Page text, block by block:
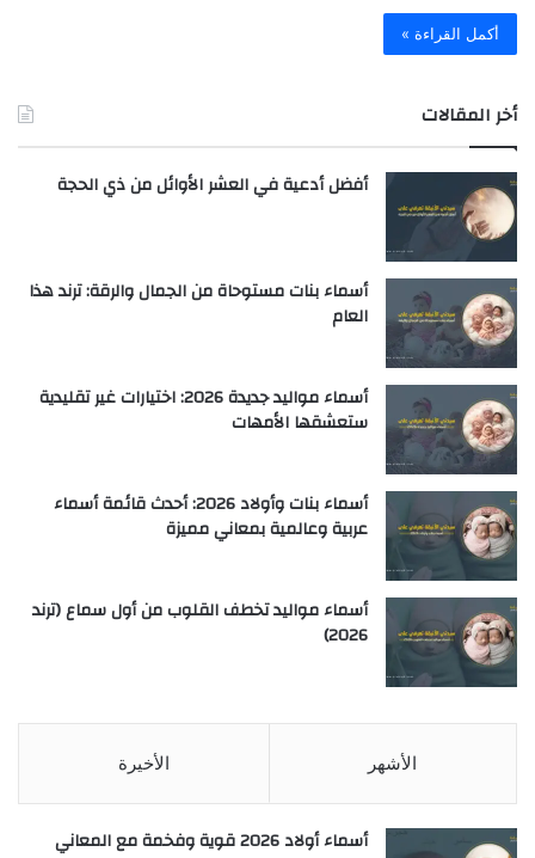
أكمل القراءة »
أخر المقالات
أفضل أدعية في العشر الأوائل من ذي الحجة
أسماء بنات مستوحاة من الجمال والرقة: ترند هذا
العام
أسماء مواليد جديدة 2026: اختيارات غير تقليدية
ستعشقها الأمهات
أسماء بنات وأولاد 2026: أحدث قائمة أسماء
عربية وعالمية بمعاني مميزة
أسماء مواليد تخطف القلوب من أول سماع (ترند
2026)
الأشهر الأخيرة
أسماء أولاد 2026 قوية وفخمة مع المعاني